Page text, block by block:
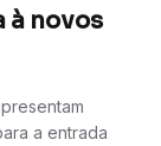
à novos
a entrada